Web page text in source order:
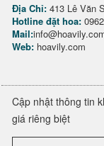
Địa Chỉ: 413 Lê Văn
Hotline đặt hoa:
Mail:
Web: hoavily.com
Cập nhật thông tin
giá riêng biệt